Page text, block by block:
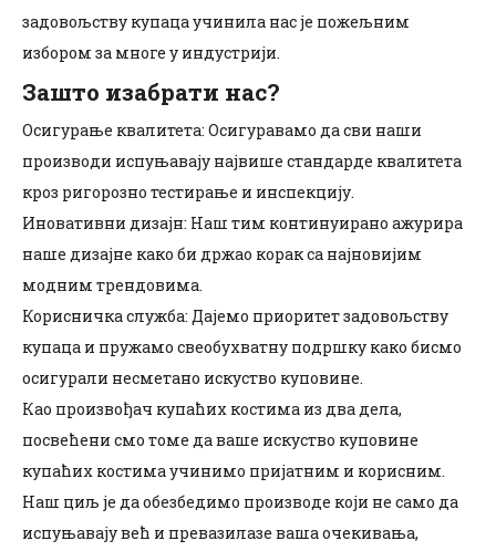
задовољству купаца учинила нас је пожељним
избором за многе у индустрији.
Зашто изабрати нас?
Осигурање квалитета: Осигуравамо да сви наши
производи испуњавају највише стандарде квалитета
кроз ригорозно тестирање и инспекцију.
Иновативни дизајн: Наш тим континуирано ажурира
наше дизајне како би држао корак са најновијим
модним трендовима.
Корисничка служба: Дајемо приоритет задовољству
купаца и пружамо свеобухватну подршку како бисмо
осигурали несметано искуство куповине.
Као произвођач купаћих костима из два дела,
посвећени смо томе да ваше искуство куповине
купаћих костима учинимо пријатним и корисним.
Наш циљ је да обезбедимо производе који не само да
испуњавају већ и превазилазе ваша очекивања,